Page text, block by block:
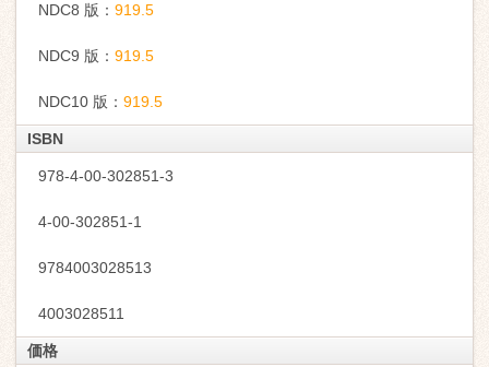
NDC8 版： 919.5
NDC9 版： 919.5
NDC10 版： 919.5
ISBN
978-4-00-302851-3
4-00-302851-1
9784003028513
4003028511
価格